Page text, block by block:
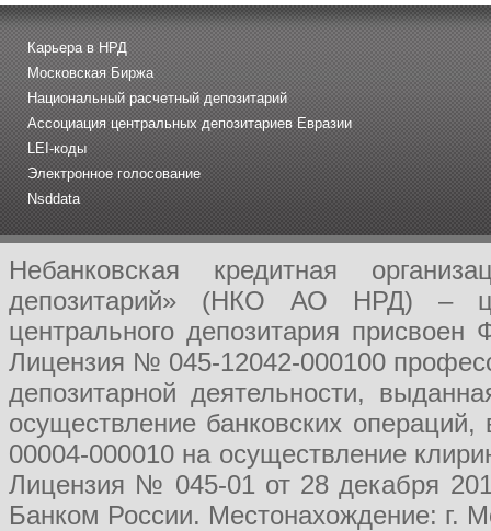
Карьера в НРД
Московская Биржа
Национальный расчетный депозитарий
Ассоциация центральных депозитариев Евразии
LEI-коды
Электронное голосование
Nsddata
Небанковская кредитная
депозитарий» (НКО АО НРД) –
центрального депозитария
Лицензия № 045-12042-000100
депозитарной деятельности,
осуществление банковских
00004-000010 на осуществление
Лицензия № 045-01 от 28 декабря
Банком России. Местонахождение: г.